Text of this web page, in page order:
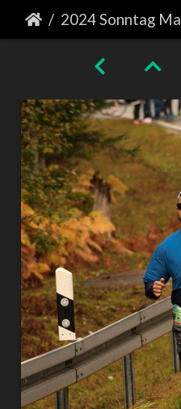
2024 Sonntag Marathon